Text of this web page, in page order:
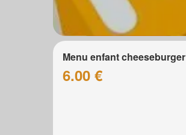
Menu enfant cheeseburger
6.00 €